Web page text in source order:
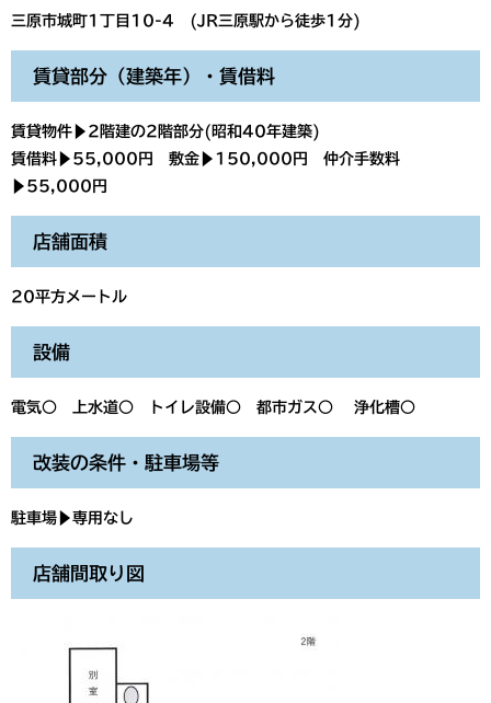
三原市城町1丁目10-4 (JR三原駅から徒歩1分)
賃貸部分（建築年）・賃借料
賃貸物件▶2階建の2階部分(昭和40年建築)
賃借料▶55,000円 敷金▶150,000円 仲介手数料
▶55,000円
店舗面積
20平方メートル
設備
電気○ 上水道○ トイレ設備○ 都市ガス○ 浄化槽○
改装の条件・駐車場等
駐車場▶専用なし
店舗間取り図